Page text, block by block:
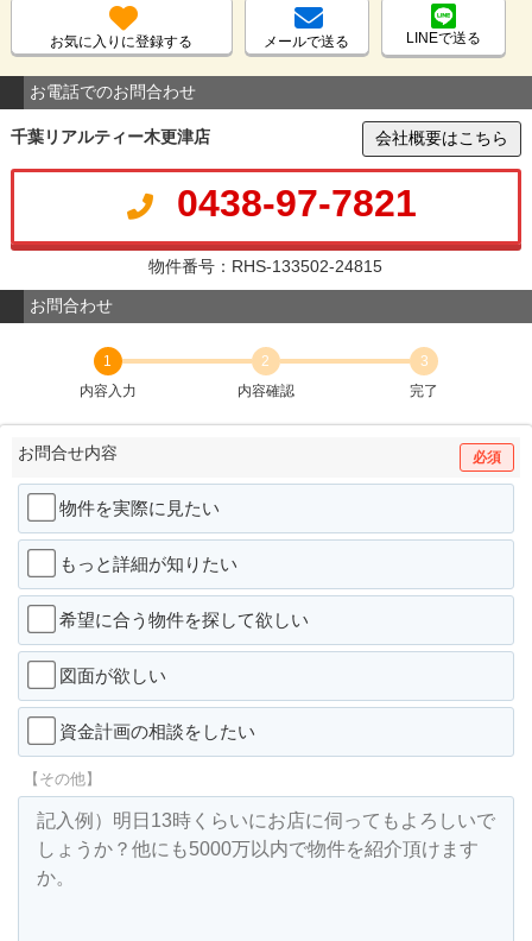
お気に入りに登録する メールで送る LINEで送る
お電話でのお問合わせ
千葉リアルティー木更津店 会社概要はこちら
0438-97-7821
物件番号：RHS-133502-24815
お問合わせ
1
内容入力
2
内容確認
3
完了
お問合せ内容 必須
物件を実際に見たい
もっと詳細が知りたい
希望に合う物件を探して欲しい
図面が欲しい
資金計画の相談をしたい
【その他】